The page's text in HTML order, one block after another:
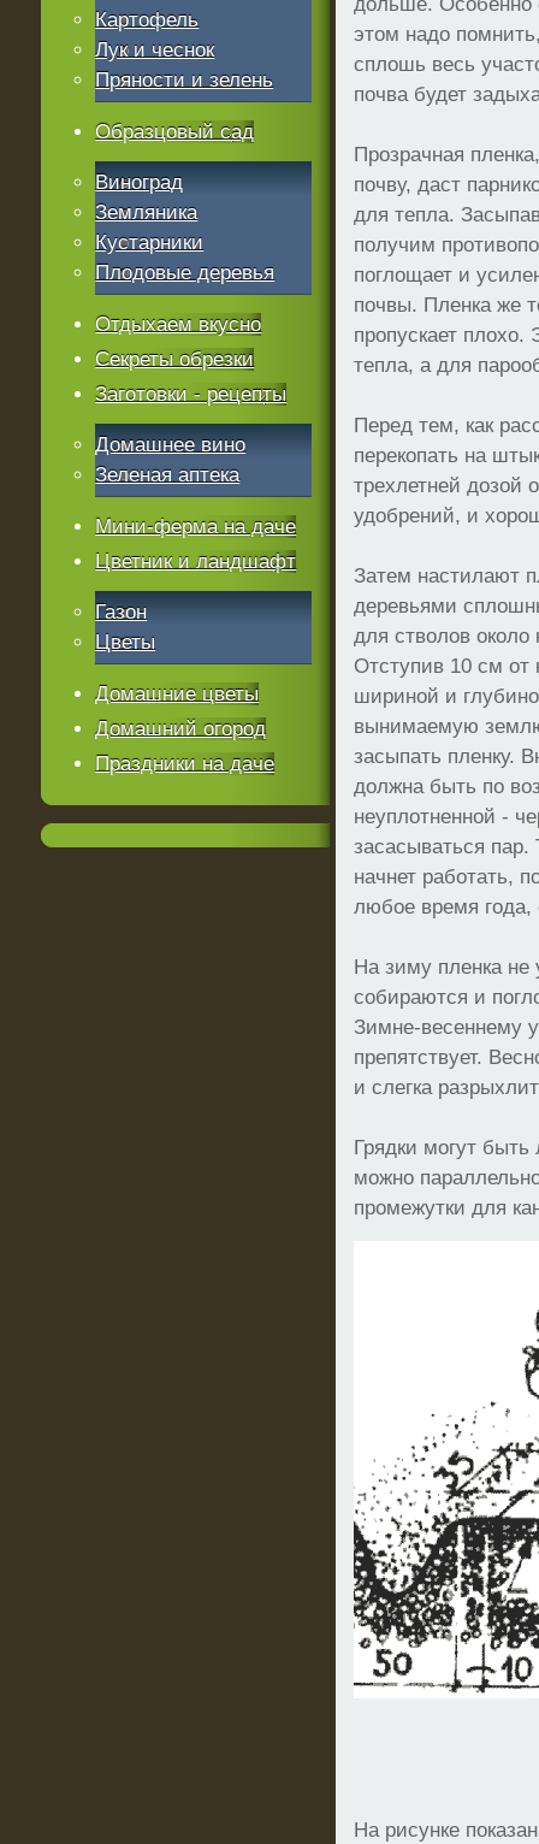
этом надо
сплошь весь
почва будет
Прозрачная
почву, даст
для тепла.
получим
поглощает и
почвы. Пленка же
пропускает
тепла, а для
Перед тем, как
перекопать на
трехлетней дозой
удобрений, и
Затем настилают
деревьями
для стволов около
Отступив 10 см от
шириной и
вынимаемую
засыпать пленку.
должна быть по
неуплотненной -
засасываться пар.
начнет работать,
любое время
На зиму пленка не
собираются и
Зимне-весеннему
препятствует.
и слегка
Грядки могут
можно
промежутки для
На рисунке
Картофель
Лук и чеснок
Пряности и зелень
Образцовый сад
Виноград
Земляника
Кустарники
Плодовые деревья
Отдыхаем вкусно
Секреты обрезки
Заготовки - рецепты
Домашнее вино
Зеленая аптека
Мини-ферма на даче
Цветник и ландшафт
Газон
Цветы
Домашние цветы
Домашний огород
Праздники на даче